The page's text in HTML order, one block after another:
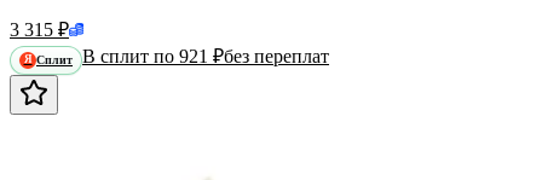
3 315 ₽
Я Сплит В сплит по 921 ₽без переплат